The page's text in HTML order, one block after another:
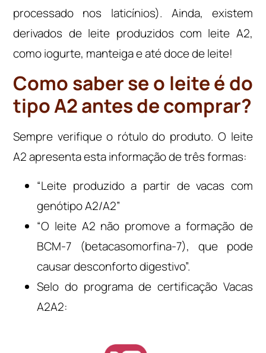
processado nos laticínios). Ainda, existem
derivados de leite produzidos com leite A2,
como iogurte, manteiga e até doce de leite!
Como saber se o leite é do
tipo A2 antes de comprar?
Sempre verifique o rótulo do produto. O leite
A2 apresenta esta informação de três formas:
“Leite produzido a partir de vacas com
genótipo A2/A2”
“O leite A2 não promove a formação de
BCM-7 (betacasomorfina-7), que pode
causar desconforto digestivo”.
Selo do programa de certificação Vacas
A2A2: